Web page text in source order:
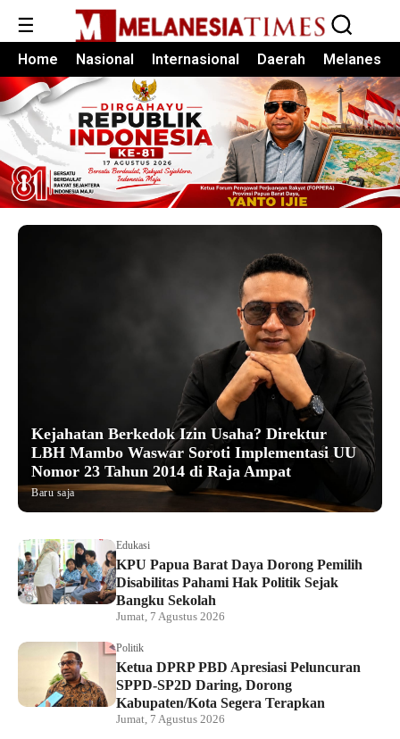
☰
Home Nasional Internasional Daerah Melanesia
Kejahatan Berkedok Izin Usaha? Direktur
LBH Mambo Waswar Soroti Implementasi UU
Nomor 23 Tahun 2014 di Raja Ampat
Baru saja
Edukasi
KPU Papua Barat Daya Dorong Pemilih
Disabilitas Pahami Hak Politik Sejak
Bangku Sekolah
Jumat, 7 Agustus 2026
Politik
Ketua DPRP PBD Apresiasi Peluncuran
SPPD-SP2D Daring, Dorong
Kabupaten/Kota Segera Terapkan
Jumat, 7 Agustus 2026